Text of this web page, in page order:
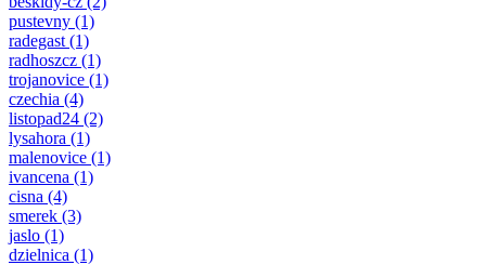
pustevny (1)
radegast (1)
radhoszcz (1)
trojanovice (1)
czechia (4)
listopad24 (2)
lysahora (1)
malenovice (1)
ivancena (1)
cisna (4)
smerek (3)
jaslo (1)
dzielnica (1)